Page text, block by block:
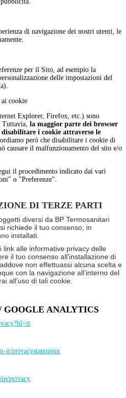
di navigazione dei nostri utenti, le
per il Sito, ad esempio la
delle impostazioni del
ai cookie
Explorer, Firefox, etc.) sono
la maggior parte dei browser
i cookie attraverso le
però che disabilitare i cookie di
causare il malfunzionamento del sito e/o
il procedimento indicato dai vari
o "Preferenze".
DI TERZE PARTI
diversi da BP Termosanitari
richiede il tuo consenso; in
installati.
alle informative privacy delle
il tuo consenso all’installazione di
non effettuassi alcuna scelta e
con la navigazione all’interno del
all’uso di tali cookie.
GOOGLE ANALYTICS
it/privacystatement
privacy